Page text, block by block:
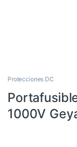
Protecciones DC
1000V